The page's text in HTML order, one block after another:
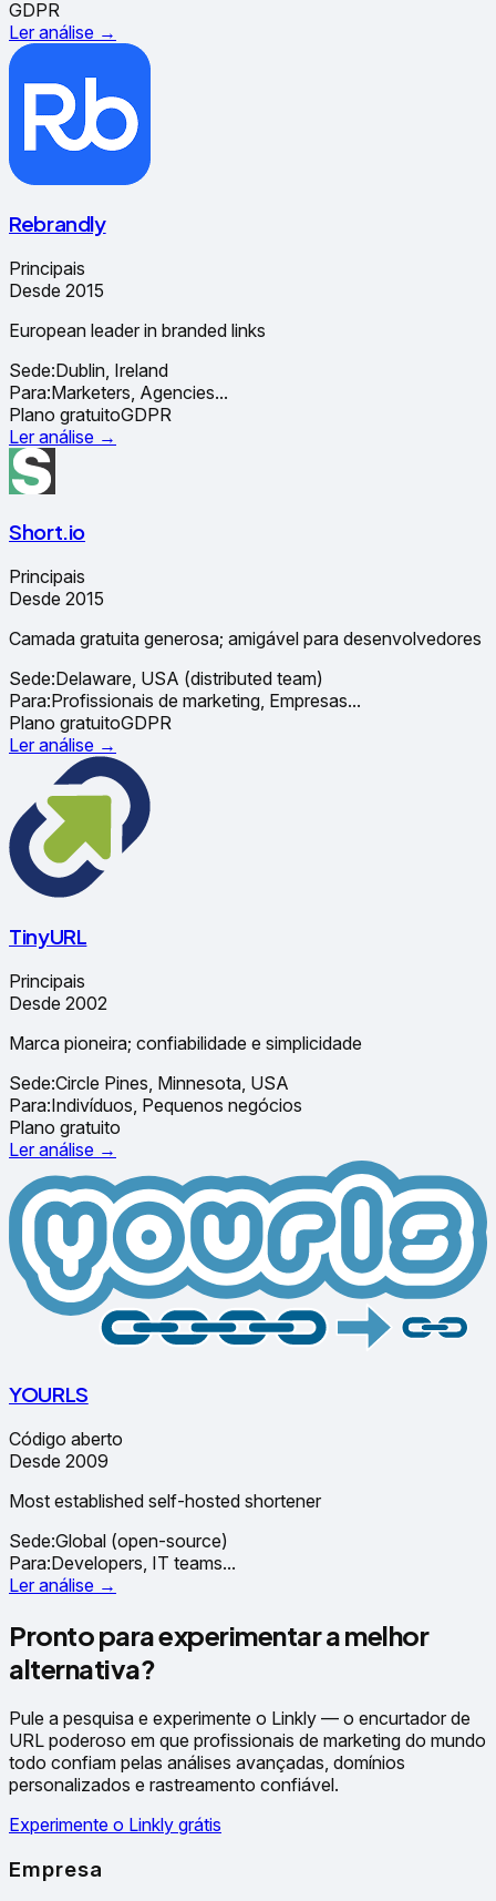
GDPR
Ler análise →
Rebrandly
Principais
Desde 2015
European leader in branded links
Sede:Dublin, Ireland
Para:Marketers, Agencies...
Plano gratuitoGDPR
Ler análise →
Short.io
Principais
Desde 2015
Camada gratuita generosa; amigável para desenvolvedores
Sede:Delaware, USA (distributed team)
Para:Profissionais de marketing, Empresas...
Plano gratuitoGDPR
Ler análise →
TinyURL
Principais
Desde 2002
Marca pioneira; confiabilidade e simplicidade
Sede:Circle Pines, Minnesota, USA
Para:Indivíduos, Pequenos negócios
Plano gratuito
Ler análise →
YOURLS
Código aberto
Desde 2009
Most established self-hosted shortener
Sede:Global (open-source)
Para:Developers, IT teams...
Ler análise →
Pronto para experimentar a melhor
alternativa?
Pule a pesquisa e experimente o Linkly — o encurtador de
URL poderoso em que profissionais de marketing do mundo
todo confiam pelas análises avançadas, domínios
personalizados e rastreamento confiável.
Experimente o Linkly grátis
Empresa